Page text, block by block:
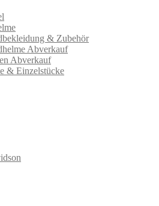
& Zubehör
Abverkauf
Abverkauf
& Einzelstücke